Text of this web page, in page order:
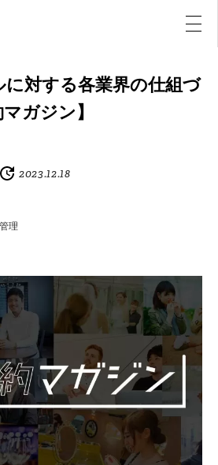
対する各業界の仕組づ
ガジン】
2023.12.18
理